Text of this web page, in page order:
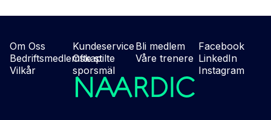
Om Oss
Bedriftsmedlemskap
Vilkår
Kundeservice
Ofte stilte
sporsmäl
Bli medlem
Våre trenere
Facebook
LinkedIn
Instagram